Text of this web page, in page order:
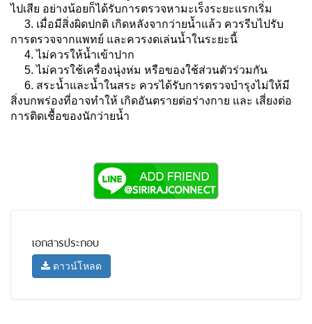
ไปเสีย อย่างน้อยก็ได้รับการตรวจหามะเร็งระยะแรกเริ่ม
3. เมื่อมีสิ่งผิดปกติ เกิดหลังจากว่ายน้ำแล้ว ควรรีบไปรับ
การตรวจจากแพทย์ และควรงดเล่นน้ำในระยะนี้
4. ไม่ควรให้น้ำเข้าปาก
5. ไม่ควรใช้เครื่องนุ่งห่ม หรือของใช้ส่วนตัวร่วมกัน
6. สระน้ำและน้ำในสระ ควรได้รับการตรวจบำรุงไม่ให้มี
สิ่งบกพร่องที่อาจทำให้ เกิดอันตรายต่อร่างกาย และ เสี่ยงต่อ
การติดเชื้อของนักว่ายน้ำ
เอกสารประกอบ
ดาวน์โหลด